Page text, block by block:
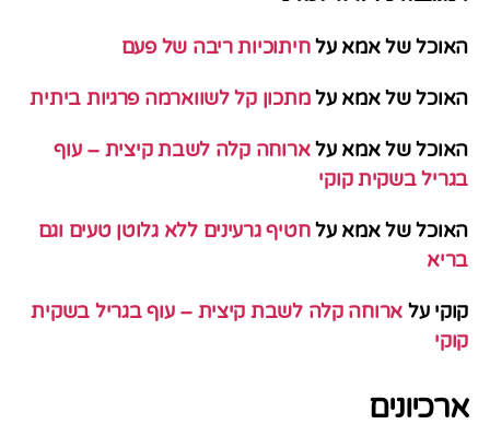
האוכל של אמא עלחיתוכיות ריבה של פעם
האוכל של אמא עלמתכון קל לשווארמה פרגיות ביתית
האוכל של אמא עלארוחה קלה לשבת קיצית – עוף
בגריל בשקית קוקי
האוכל של אמא עלחטיף גרעינים ללא גלוטן טעים וגם
בריא
קוקי על ארוחה קלה לשבת קיצית – עוף בגריל בשקית
קוקי
ארכיונים